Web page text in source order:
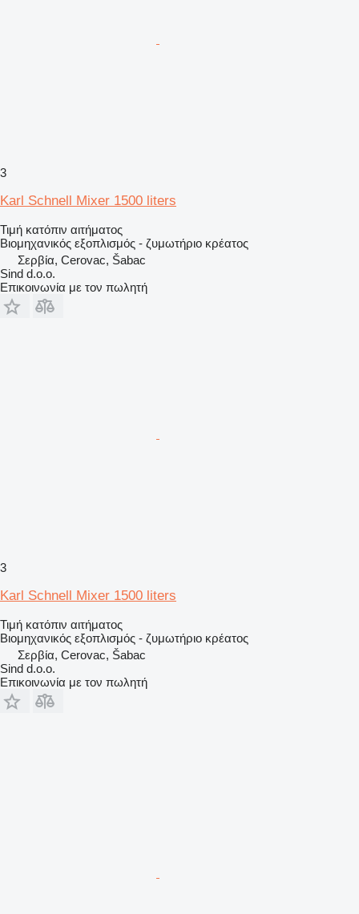
3
Karl Schnell Mixer 1500 liters
Τιμή κατόπιν αιτήματος
Βιομηχανικός εξοπλισμός - ζυμωτήριο κρέατος
Σερβία, Cerovac, Šabac
Sind d.o.o.
Επικοινωνία με τον πωλητή
3
Karl Schnell Mixer 1500 liters
Τιμή κατόπιν αιτήματος
Βιομηχανικός εξοπλισμός - ζυμωτήριο κρέατος
Σερβία, Cerovac, Šabac
Sind d.o.o.
Επικοινωνία με τον πωλητή